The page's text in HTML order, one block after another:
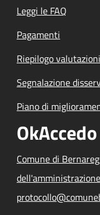
Leggi le FAQ
Pagamenti
Riepilogo valutazioni
Segnalazione
Piano di
OkAccedo
Comune di